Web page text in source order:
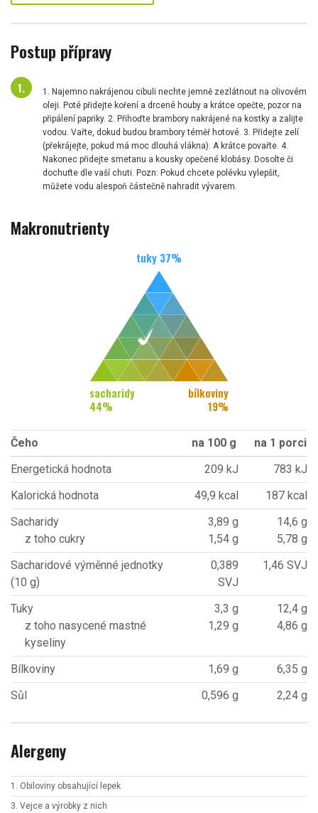
Postup přípravy
1. Najemno nakrájenou cibuli nechte jemně zezlátnout na olivovém
oleji. Poté přidejte koření a drcené houby a krátce opečte, pozor na
připálení papriky. 2. Přihoďte brambory nakrájené na kostky a zalijte
vodou. Vařte, dokud budou brambory téměř hotové. 3. Přidejte zelí
(překrájejte, pokud má moc dlouhá vlákna). A krátce povařte. 4.
Nakonec přidejte smetanu a kousky opečené klobásy. Dosolte či
dochuťte dle vaší chuti. Pozn: Pokud chcete polévku vylepšit,
můžete vodu alespoň částečně nahradit vývarem.
Makronutrienty
tuky 37%
sacharidy
44%
bílkoviny
19%
Čeho na 100 g
na 1 porci
Energetická hodnota
209 kJ
783 kJ
Kalorická hodnota
49,9 kcal
187 kcal
Sacharidy
z toho cukry
3,89 g
1,54 g
14,6 g
5,78 g
Sacharidové výměnné jednotky
(10 g)
0,389
SVJ
1,46 SVJ
Tuky
z toho nasycené mastné
kyseliny
3,3 g
1,29 g
12,4 g
4,86 g
Bílkoviny 1,69 g
6,35 g
Sůl
0,596 g 2,24 g
Alergeny
1. Obiloviny obsahující lepek
3. Vejce a výrobky z nich